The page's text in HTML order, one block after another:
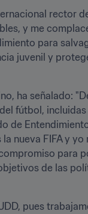
rector
y me
para
juvenil y
ha señalado:
fútbol,
de
nueva FIFA y
de las
pues